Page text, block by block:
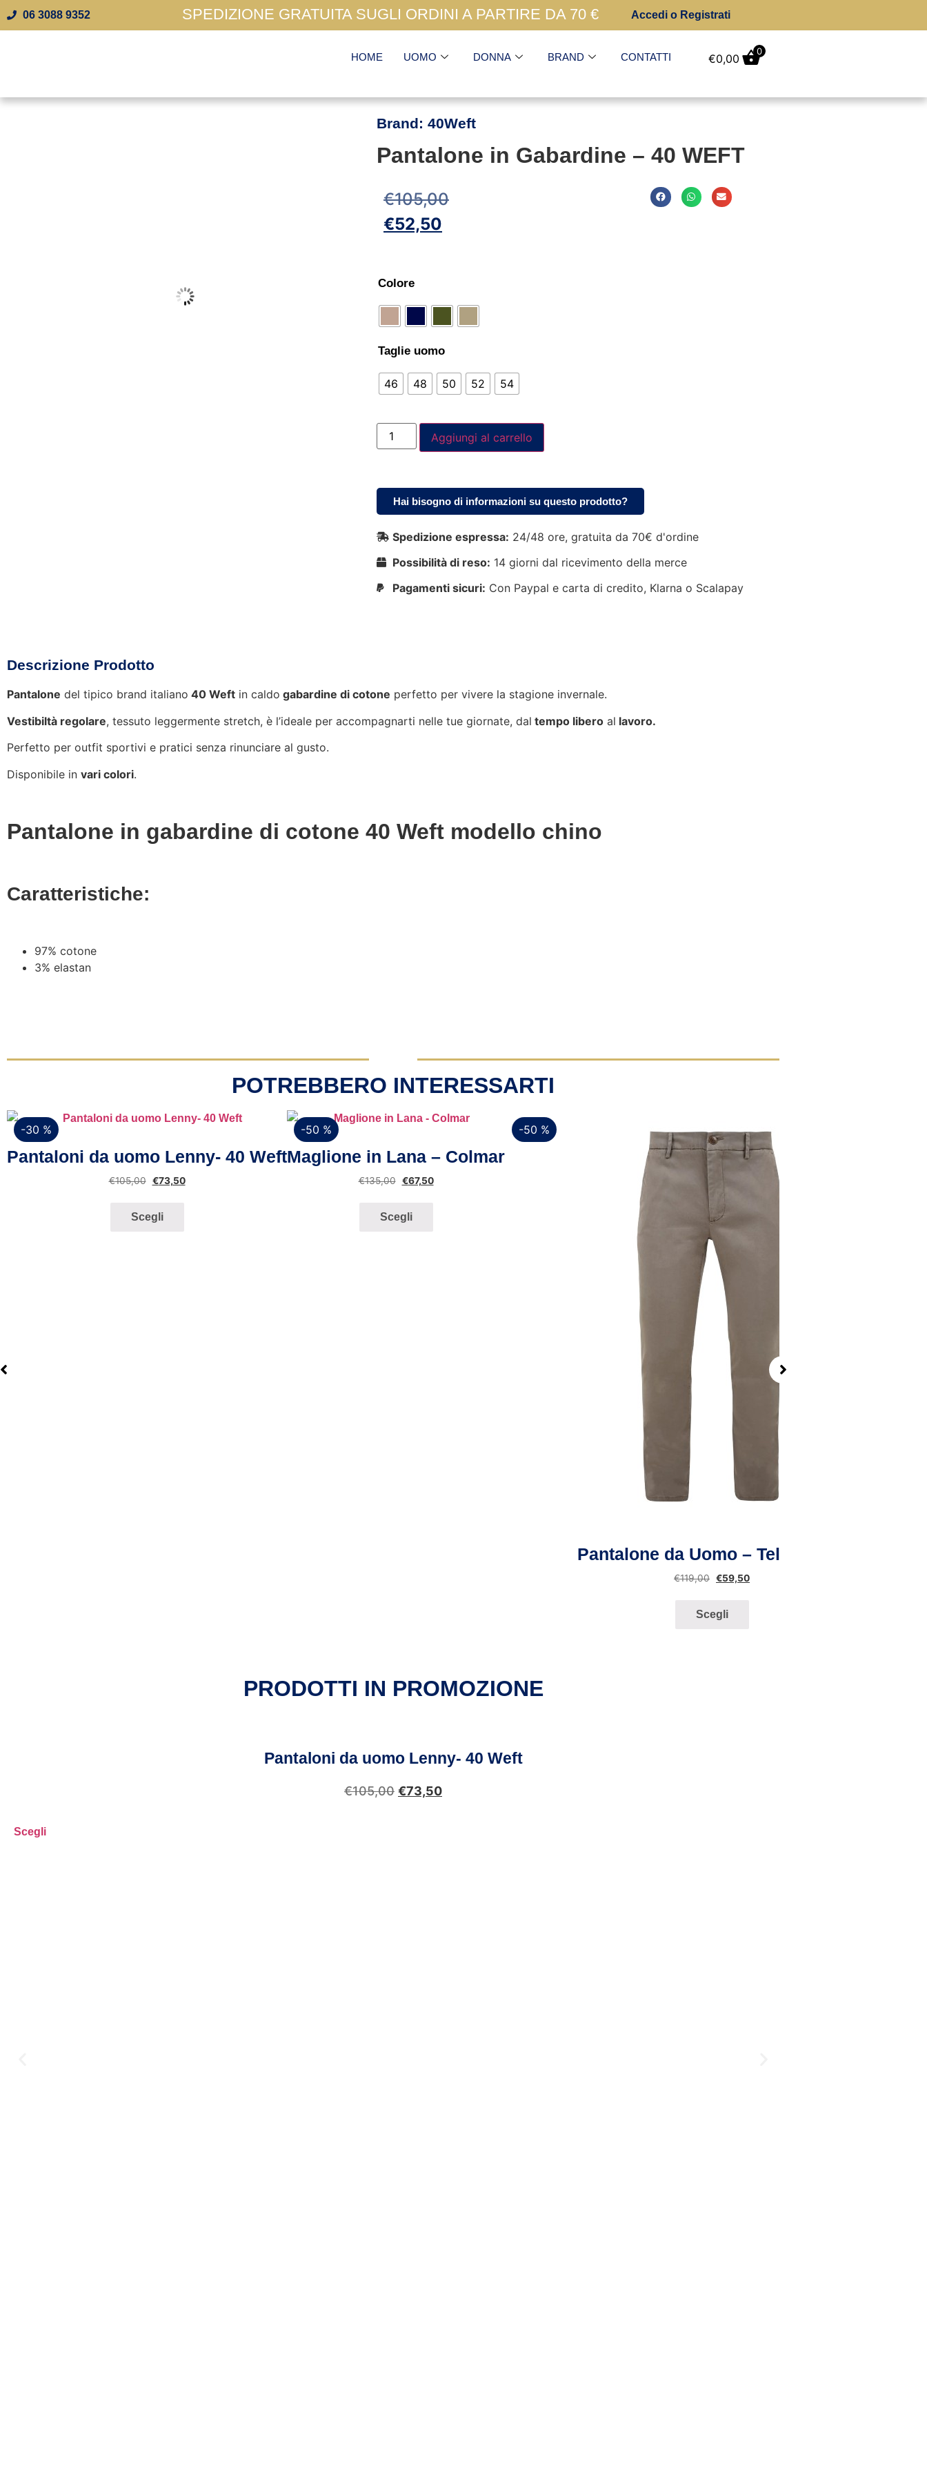
06 3088 9352 SPEDIZIONE GRATUITA SUGLI ORDINI A PARTIRE DA 70 € Accedi o Registrati
HOME UOMO DONNA BRAND CONTATTI €0,00
0
Brand: 40Weft
Pantalone in Gabardine – 40 WEFT
€105,00
€52,50
Colore
Taglie uomo
46 48 50 52 54
Aggiungi al carrello
Hai bisogno di informazioni su questo prodotto?
Spedizione espressa: 24/48 ore, gratuita da 70€ d'ordine
Possibilità di reso: 14 giorni dal ricevimento della merce
Pagamenti sicuri: Con Paypal e carta di credito, Klarna o Scalapay
Descrizione Prodotto
Pantalone del tipico brand italiano 40 Weft in caldo gabardine di cotone perfetto per vivere la stagione invernale.
Vestibiltà regolare, tessuto leggermente stretch, è l’ideale per accompagnarti nelle tue giornate, dal tempo libero al lavoro.
Perfetto per outfit sportivi e pratici senza rinunciare al gusto.
Disponibile in vari colori.
Pantalone in gabardine di cotone 40 Weft modello chino
Caratteristiche:
97% cotone
3% elastan
POTREBBERO INTERESSARTI
-30 %
Pantaloni da uomo Lenny- 40 Weft
€105,00 €73,50
Scegli
-50 %
Maglione in Lana – Colmar
€135,00 €67,50
Scegli
-50 %
Pantalone da Uomo – Teleria Zed
€119,00 €59,50
Scegli
PRODOTTI IN PROMOZIONE
Pantaloni da uomo Lenny- 40 Weft
€105,00 €73,50
Scegli